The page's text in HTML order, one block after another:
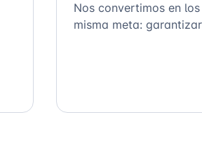
Nos convertimos en
misma meta: